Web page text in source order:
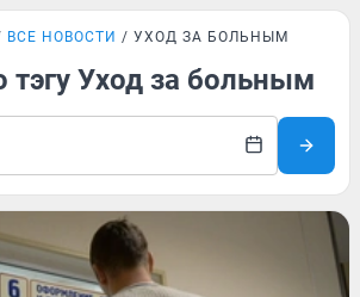
ВСЕ НОВОСТИ УХОД ЗА БОЛЬНЫМ
тэгу Уход за больным